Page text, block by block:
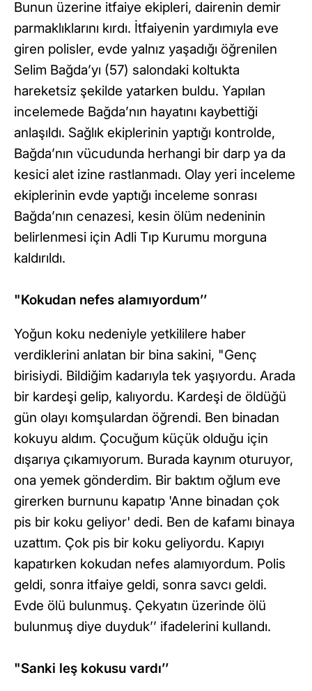
Bunun üzerine itfaiye ekipleri, dairenin demir
parmaklıklarını kırdı. İtfaiyenin yardımıyla eve
giren polisler, evde yalnız yaşadığı öğrenilen
Selim Bağda’yı (57) salondaki koltukta
hareketsiz şekilde yatarken buldu. Yapılan
incelemede Bağda’nın hayatını kaybettiği
anlaşıldı. Sağlık ekiplerinin yaptığı kontrolde,
Bağda’nın vücudunda herhangi bir darp ya da
kesici alet izine rastlanmadı. Olay yeri inceleme
ekiplerinin evde yaptığı inceleme sonrası
Bağda’nın cenazesi, kesin ölüm nedeninin
belirlenmesi için Adli Tıp Kurumu morguna
kaldırıldı.
"Kokudan nefes alamıyordum’’
Yoğun koku nedeniyle yetkililere haber
verdiklerini anlatan bir bina sakini, "Genç
birisiydi. Bildiğim kadarıyla tek yaşıyordu. Arada
bir kardeşi gelip, kalıyordu. Kardeşi de öldüğü
gün olayı komşulardan öğrendi. Ben binadan
kokuyu aldım. Çocuğum küçük olduğu için
dışarıya çıkamıyorum. Burada kaynım oturuyor,
ona yemek gönderdim. Bir baktım oğlum eve
girerken burnunu kapatıp 'Anne binadan çok
pis bir koku geliyor' dedi. Ben de kafamı binaya
uzattım. Çok pis bir koku geliyordu. Kapıyı
kapatırken kokudan nefes alamıyordum. Polis
geldi, sonra itfaiye geldi, sonra savcı geldi.
Evde ölü bulunmuş. Çekyatın üzerinde ölü
bulunmuş diye duyduk’’ ifadelerini kullandı.
"Sanki leş kokusu vardı’’